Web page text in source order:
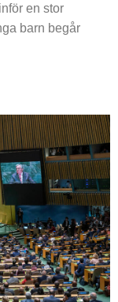
en stor
barn begår